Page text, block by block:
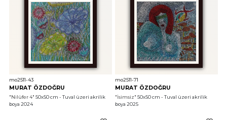
mo2511-43
MURAT ÖZDOĞRU
"Nilüfer 4" 50x50 cm - Tuval üzeri akrilik
boya 2024
mo2511-71
MURAT ÖZDOĞRU
"İsimsiz" 50x50 cm - Tuval üzeri akrilik
boya 2025